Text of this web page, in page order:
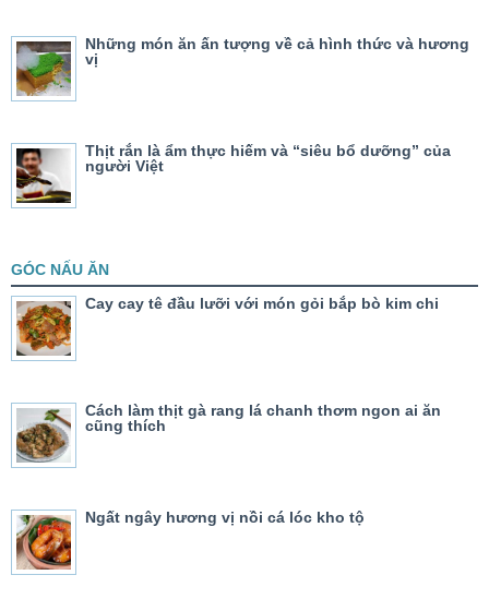
Những món ăn ấn tượng về cả hình thức và hương
vị
Thịt rắn là ẩm thực hiếm và “siêu bổ dưỡng” của
người Việt
GÓC NẤU ĂN
Cay cay tê đầu lưỡi với món gỏi bắp bò kim chi
Cách làm thịt gà rang lá chanh thơm ngon ai ăn
cũng thích
Ngất ngây hương vị nồi cá lóc kho tộ